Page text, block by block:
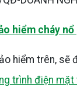
hiểm cháy nổ
hiểm trên, sẽ
trình điện mặt